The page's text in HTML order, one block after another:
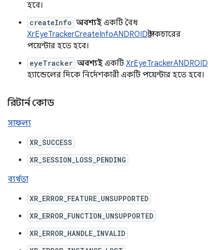
হবে।
createInfo অবশ্যই একটি বৈধ
XrEyeTrackerCreateInfoANDROIDস্ট্রাকচারের
পয়েন্টার হতে হবে।
eyeTracker অবশ্যই একটি XrEyeTrackerANDROID
হ্যান্ডেলের দিকে নির্দেশকারী একটি পয়েন্টার হতে হবে।
রিটার্ন কোড
সাফল্য
XR_SUCCESS
XR_SESSION_LOSS_PENDING
ব্যর্থতা
XR_ERROR_FEATURE_UNSUPPORTED
XR_ERROR_FUNCTION_UNSUPPORTED
XR_ERROR_HANDLE_INVALID